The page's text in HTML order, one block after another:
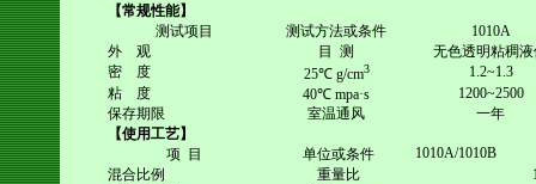
【常规性能】
测试项目
测试方法或条件
1010A
外
观 目 测
无色透明粘稠
密
度 25℃ g/cm3
1.2~1.3
粘
度 40℃ mpa·s
1200~2500
保存期限
室温通风
一年
【使用工艺】
项 目 单位或条件
1010A/1010B
混合比例
重量比